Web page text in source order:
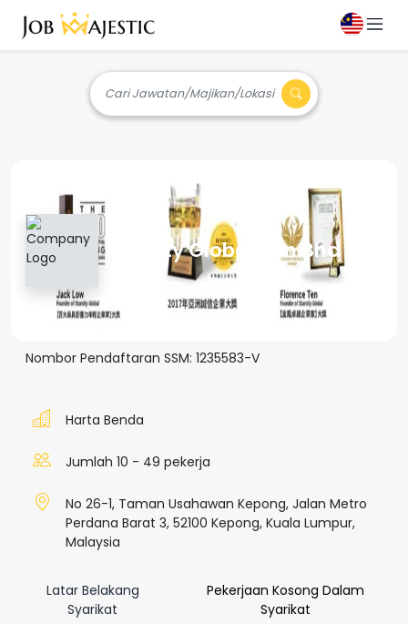
Cari Jawatan/Majikan/Lokasi
Starcity Global Sdn Bhd
Nombor Pendaftaran SSM: 1235583-V
Harta Benda
Jumlah 10 - 49 pekerja
No 26-1, Taman Usahawan Kepong, Jalan Metro
Perdana Barat 3, 52100 Kepong, Kuala Lumpur,
Malaysia
Latar Belakang
Syarikat
Pekerjaan Kosong Dalam
Syarikat